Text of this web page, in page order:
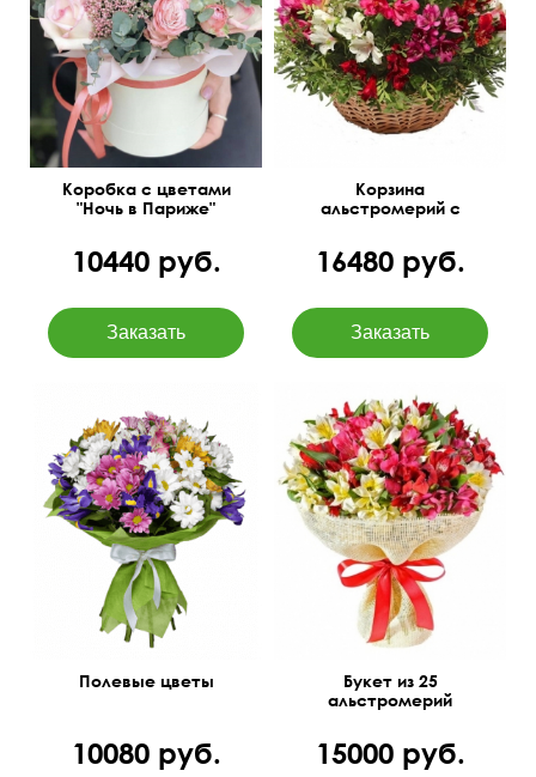
Коробка с цветами
"Ночь в Париже"
10440 руб.
40 см 40 см
Корзина
альстромерий с
16480 руб.
Полевые цветы
10080 руб.
Упаковка джут, лента
атласная
Букет из 25
альстромерий
15000 руб.